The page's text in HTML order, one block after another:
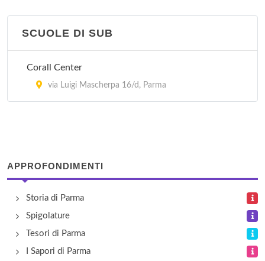
SCUOLE DI SUB
Corall Center
via Luigi Mascherpa 16/d, Parma
APPROFONDIMENTI
Storia di Parma
Spigolature
Tesori di Parma
I Sapori di Parma